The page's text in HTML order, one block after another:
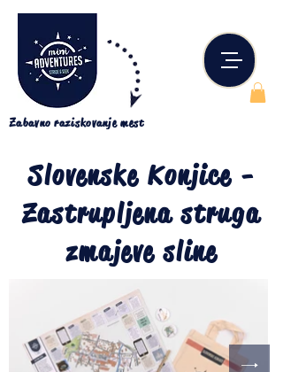
Zabavno raziskovanje mest
Slovenske Konjice -
Zastrupljena struga
zmajeve sline